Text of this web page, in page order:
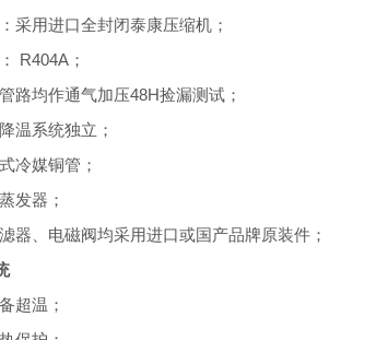
采用进口全封闭泰康压缩机；
R404A；
路均作通气加压48H捡漏测试；
温系统独立；
冷媒铜管；
发器；
器、电磁阀均采用进口或国产品牌原装件；
超温；